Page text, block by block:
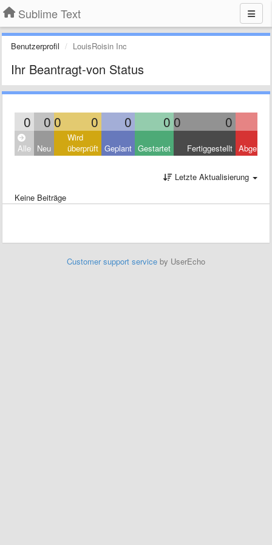
Sublime Text
Benutzerprofil LouisRoisin Inc
Ihr Beantragt-von Status
0 0 0 0 0 0 0 0
Alle Neu
Wird
überprüft Geplant Gestartet Fertiggestellt
Letzte Aktualisierung
Keine Beiträge
Customer support service by UserEcho